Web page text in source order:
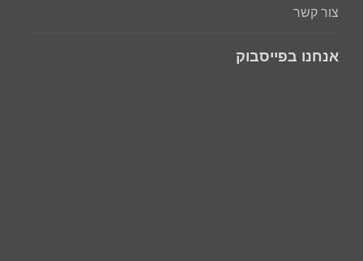
צור קשר
אנחנו בפייסבוק